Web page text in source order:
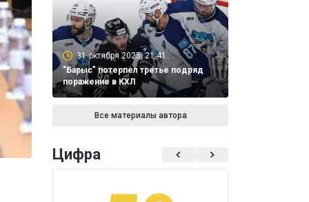
31 октября 2025, 21:41
"Барыс" потерпел третье подряд
поражение в КХЛ
Все материалы автора
Цифра